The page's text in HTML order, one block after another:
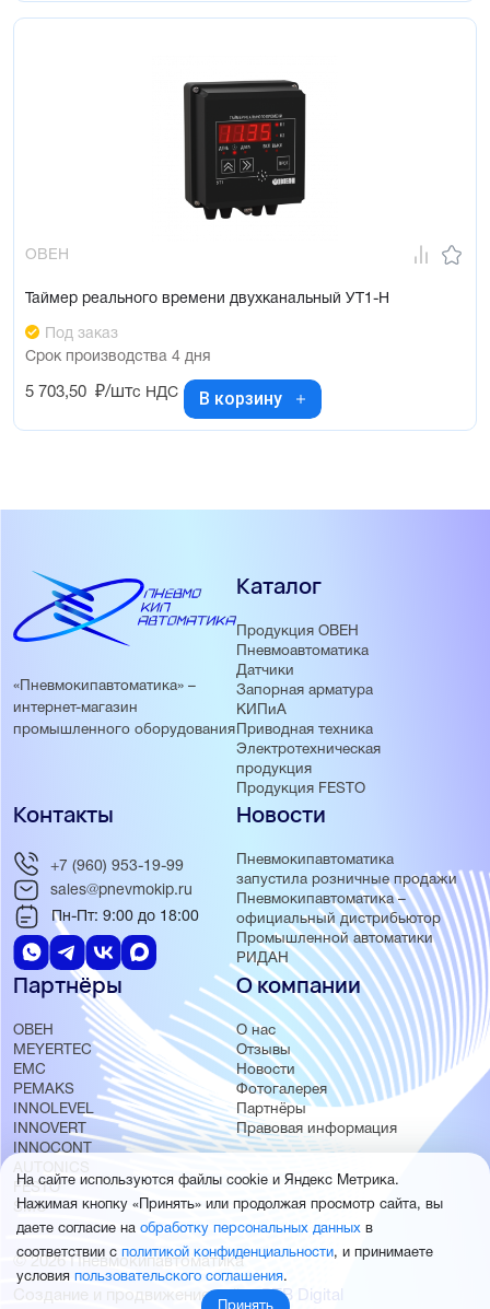
ОВЕН
Таймер реального времени двухканальный УТ1-Н
Под заказ
Срок производства 4 дня
5 703,50 ₽/штс НДС В корзину
«Пневмокипавтоматика» –
интернет-магазин
промышленного оборудования
Каталог
Продукция ОВЕН
Пневмоавтоматика
Датчики
Запорная арматура
КИПиА
Приводная техника
Электротехническая
продукция
Продукция FESTO
Новости
Пневмокипавтоматика
запустила розничные продажи
Пневмокипавтоматика –
официальный дистрибьютор
Промышленной автоматики
РИДАН
Партнёры
ОВЕН
MEYERTEC
EMC
PEMAKS
INNOLEVEL
INNOVERT
INNOCONT
AUTONICS
FESTO
SMC
О компании
О нас
Отзывы
Новости
Фотогалерея
Партнёры
Правовая информация
Контакты
+7 (960) 953-19-99
sales@pnevmokip.ru
Пн-Пт: 9:00 до 18:00
© 2026 Пневмокипавтоматика
Создание и продвижение сайта BTB Digital
На сайте используются файлы cookie и Яндекс Метрика.
Нажимая кнопку «Принять» или продолжая просмотр сайта, вы
даете согласие на обработку персональных данных в
соответствии с политикой конфиденциальности, и принимаете
условия пользовательского соглашения.